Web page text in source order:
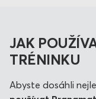
JAK
TRÉNINKU
Abyste dosáhli